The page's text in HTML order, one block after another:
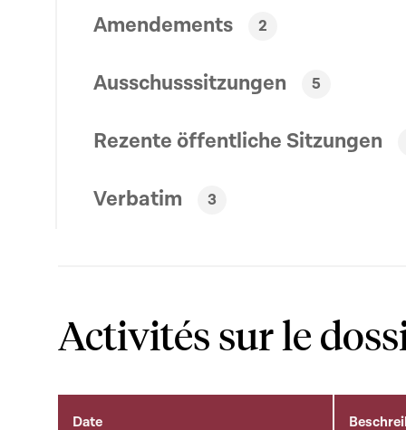
Amendements 2
Ausschusssitzungen 5
Rezente öffentliche Sitzungen
Verbatim 3
Activités sur le
Date